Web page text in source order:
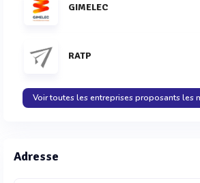
GIMELEC
RATP
Voir toutes les entreprises proposants les
Adresse